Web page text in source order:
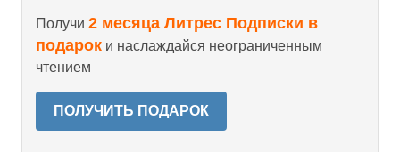
Получи 2 месяца Литрес Подписки в
подарок и наслаждайся неограниченным
чтением
ПОЛУЧИТЬ ПОДАРОК